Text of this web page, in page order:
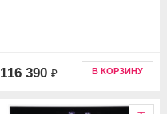
116 390 ₽ В КОРЗИНУ